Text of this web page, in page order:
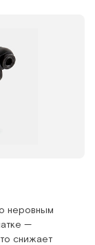
неровным
—
снижает